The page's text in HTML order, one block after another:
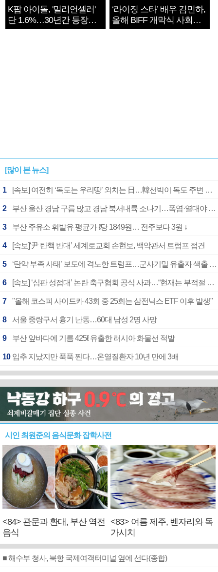
K팝 아이돌, '밀리언셀러'
단 1.6%…30년간 등장
1182개팀 전수조사
‘라이징 스타’ 배우 김민하,
올해 BIFF 개막식 사회자
확정
[많이 본 뉴스]
1 [속보] 여전히 ‘독도는 우리땅’ 외치는 日…韓선박이 독도 주변 해양조사 활동하자 반발
2 부산 울산 경남 구름 많고 경남 북서내륙 소나기…폭염·열대야 계속
3 부산 주유소 휘발유 평균가 ℓ당 1849원… 전주보다 3원 ↓
4 [속보]‘尹 탄핵 반대’ 세계로교회 손현보, 백악관서 트럼프 접견
5 ‘탄약 부족 사태’ 보도에 격노한 트럼프…군사기밀 유출자 색출 지시
6 [속보] ‘심판 성접대’ 논란 축구협회 공식 사과…“현재는 부적절 행위 없어”
7 "올해 코스피 사이드카 43회 중 25회는 삼전닉스 ETF 이후 발생"
8 서울 중랑구서 흉기 난동…60대 남성 2명 사망
9 부산 앞바다에 기름 425ℓ 유출한 러시아 화물선 적발
10 입추 지났지만 푹푹 찐다…온열질환자 10년 만에 3배
시인 최원준의 음식문화 잡학사전
<84> 관문과 환대, 부산 역전
음식
<83> 여름 제주, 벤자리와 독
가시치
■ 해수부 청사, 북항 국제여객터미널 옆에 선다(종합)